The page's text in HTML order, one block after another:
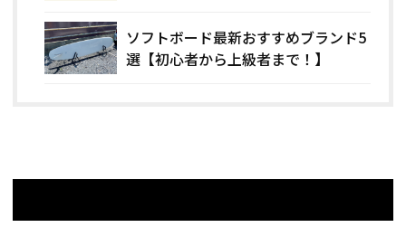
ソフトボード最新おすすめブランド5
選【初心者から上級者まで！】